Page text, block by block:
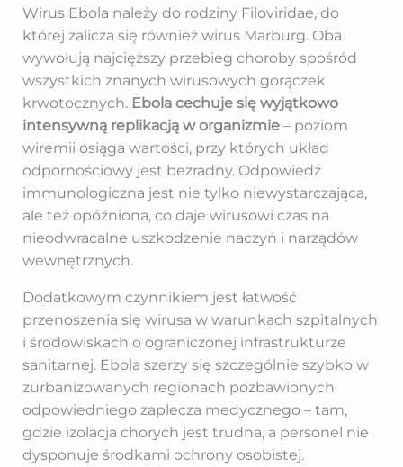
Wirus Ebola należy do rodziny Filoviridae, do
której zalicza się również wirus Marburg. Oba
wywołują najcięższy przebieg choroby spośród
wszystkich znanych wirusowych gorączek
krwotocznych. Ebola cechuje się wyjątkowo
intensywną replikacją w organizmie– poziom
wiremii osiąga wartości, przy których układ
odpornościowy jest bezradny. Odpowiedź
immunologiczna jest nie tylko niewystarczająca,
ale też opóźniona, co daje wirusowi czas na
nieodwracalne uszkodzenie naczyń i narządów
wewnętrznych.
Dodatkowym czynnikiem jest łatwość
przenoszenia się wirusa w warunkach szpitalnych
i środowiskach o ograniczonej infrastrukturze
sanitarnej. Ebola szerzy się szczególnie szybko w
zurbanizowanych regionach pozbawionych
odpowiedniego zaplecza medycznego – tam,
gdzie izolacja chorych jest trudna, a personel nie
dysponuje środkami ochrony osobistej.